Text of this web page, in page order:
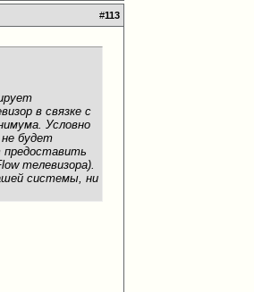
#113
в связке с
Условно
будет
предоставить
телевизора).
системы, ни